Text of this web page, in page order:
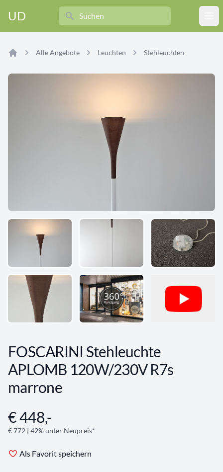
UD
Search
Alle Angebote Leuchten Stehleuchten
FOSCARINI Stehleuchte
APLOMB 120W/230V R7s
marrone
Angebotsinformationen
€ 448,-
€ 772 | 42% unter Neupreis*
Als Favorit speichern